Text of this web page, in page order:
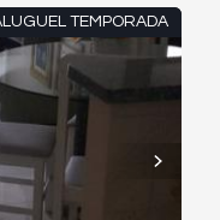
TEMPORADA